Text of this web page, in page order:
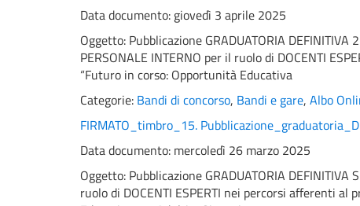
Data documento: giovedì 3 aprile 2025
Oggetto: Pubblicazione GRADUATORIA DEFINITIVA
PERSONALE INTERNO per il ruolo di DOCENTI
“Futuro in corso: Opportunità Educativa
Categorie: Bandi di concorso, Bandi e gare, Albo
FIRMATO_timbro_15.
Data documento: mercoledì 26 marzo 2025
Oggetto: Pubblicazione GRADUATORIA DEFINITIVA
ruolo di DOCENTI ESPERTI nei percorsi afferenti